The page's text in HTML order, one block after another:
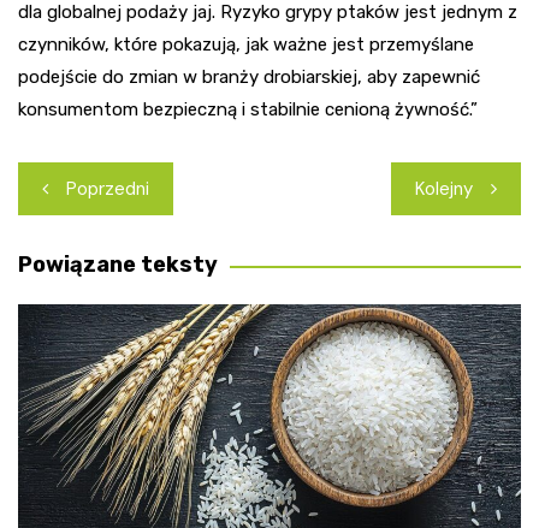
dla globalnej podaży jaj. Ryzyko grypy ptaków jest jednym z
czynników, które pokazują, jak ważne jest przemyślane
podejście do zmian w branży drobiarskiej, aby zapewnić
konsumentom bezpieczną i stabilnie cenioną żywność.”
Nawigacja
wpisu
Poprzedni Kolejny
Powiązane teksty